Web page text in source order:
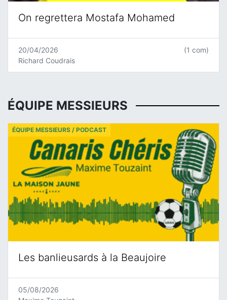
On regrettera Mostafa Mohamed
20/04/2026
Richard Coudrais
(1 com)
ÉQUIPE MESSIEURS
Les banlieusards à la Beaujoire
ÉQUIPE MESSIEURS / PODCAST
05/08/2026